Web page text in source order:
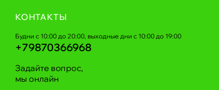
КОНТАКТЫ
Будни с 10:00 до 20:00, выходные дни с 10:00 до 19:00
+79870366968
Задайте вопрос,
мы онлайн